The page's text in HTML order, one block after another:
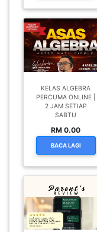
KELAS ALGEBRA
PERCUMA ONLINE |
2 JAM SETIAP
SABTU
RM 0.00
BACA LAGI